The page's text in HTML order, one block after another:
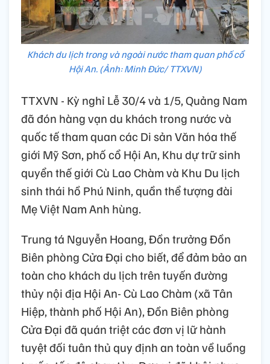
Khách du lịch trong và ngoài nước tham quan phố cổ
Hội An. (Ảnh: Minh Đức/ TTXVN)
TTXVN - Kỳ nghỉ Lễ 30/4 và 1/5, Quảng Nam
đã đón hàng vạn du khách trong nước và
quốc tế tham quan các Di sản Văn hóa thế
giới Mỹ Sơn, phố cổ Hội An, Khu dự trữ sinh
quyển thế giới Cù Lao Chàm và Khu Du lịch
sinh thái hồ Phú Ninh, quần thể tượng đài
Mẹ Việt Nam Anh hùng.
Trung tá Nguyễn Hoang, Đồn trưởng Đồn
Biên phòng Cửa Đại cho biết, để đảm bảo an
toàn cho khách du lịch trên tuyến đường
thủy nội địa Hội An- Cù Lao Chàm (xã Tân
Hiệp, thành phố Hội An), Đồn Biên phòng
Cửa Đại đã quán triệt các đơn vị lữ hành
tuyệt đối tuân thủ quy định an toàn về luồng